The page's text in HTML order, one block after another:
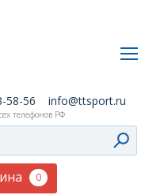
0
58-56 info@ttsport.ru
телефонов РФ